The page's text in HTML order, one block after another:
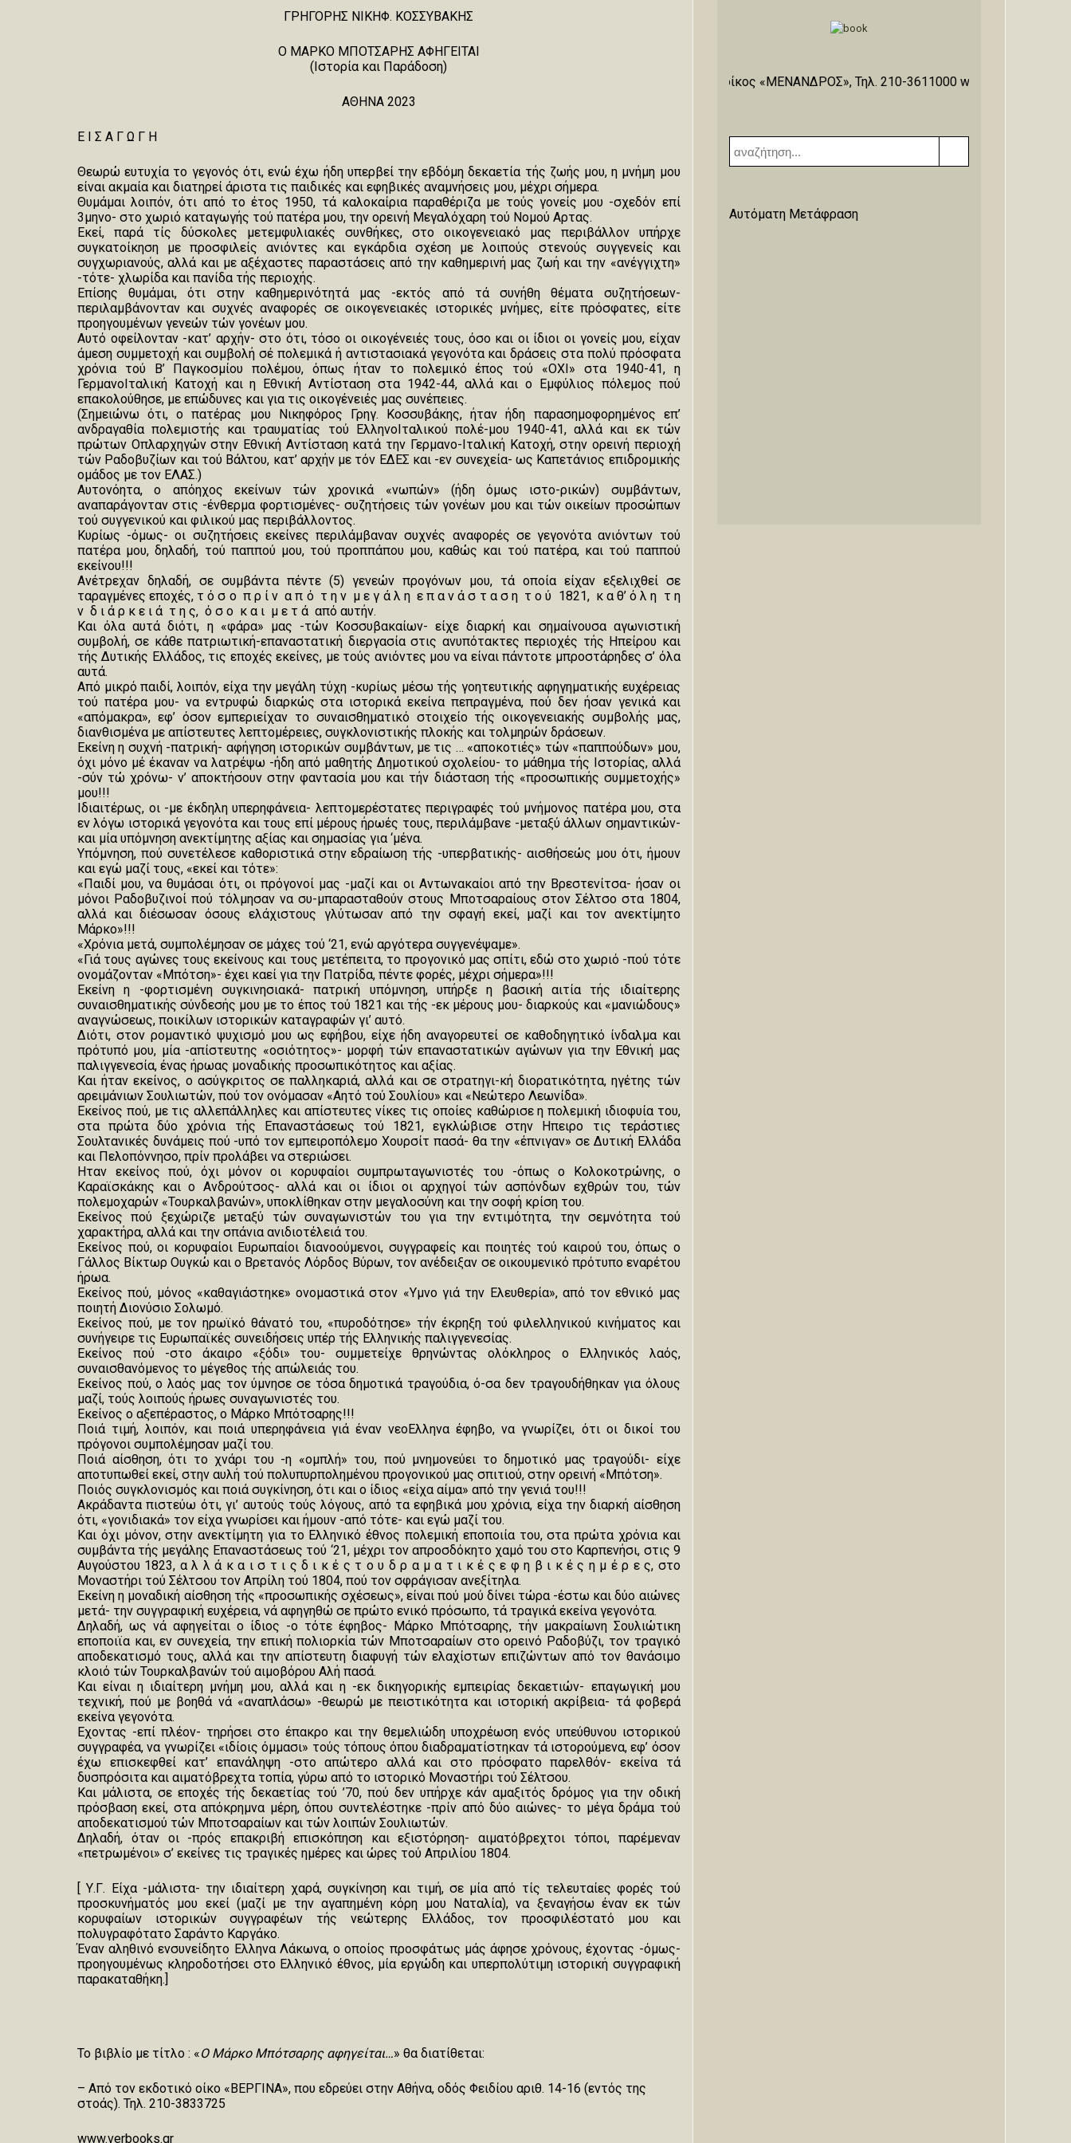
ΓΡΗΓΟΡΗΣ ΝΙΚΗΦ. ΚΟΣΣΥΒΑΚΗΣ
Ο ΜΑΡΚΟ ΜΠΟΤΣΑΡΗΣ ΑΦΗΓΕΙΤΑΙ
(Ιστορία και Παράδοση)
ΑΘΗΝΑ 2023
Ε Ι Σ Α Γ Ω Γ Η
Θεωρώ ευτυχία το γεγονός ότι, ενώ έχω ήδη υπερβεί την εβδόμη δεκαετία τής ζωής μου, η μνήμη μου
είναι ακμαία και διατηρεί άριστα τις παιδικές και εφηβικές αναμνήσεις μου, μέχρι σήμερα.
Θυμάμαι λοιπόν, ότι από το έτος 1950, τά καλοκαίρια παραθέριζα με τούς γονείς μου -σχεδόν επί
3μηνο- στο χωριό καταγωγής τού πατέρα μου, την ορεινή Μεγαλόχαρη τού Νομού Αρτας.
Εκεί, παρά τίς δύσκολες μετεμφυλιακές συνθήκες, στο οικογενειακό μας περιβάλλον υπήρχε
συγκατοίκηση με προσφιλείς ανιόντες και εγκάρδια σχέση με λοιπούς στενούς συγγενείς και
συγχωριανούς, αλλά και με αξέχαστες παραστάσεις από την καθημερινή μας ζωή και την «ανέγγιχτη»
-τότε- χλωρίδα και πανίδα τής περιοχής.
Επίσης θυμάμαι, ότι στην καθημερινότητά μας -εκτός από τά συνήθη θέματα συζητήσεων-
περιλαμβάνονταν και συχνές αναφορές σε οικογενειακές ιστορικές μνήμες, είτε πρόσφατες, είτε
προηγουμένων γενεών τών γονέων μου.
Αυτό οφείλονταν -κατ’ αρχήν- στο ότι, τόσο οι οικογένειές τους, όσο και οι ίδιοι οι γονείς μου, είχαν
άμεση συμμετοχή και συμβολή σέ πολεμικά ή αντιστασιακά γεγονότα και δράσεις στα πολύ πρόσφατα
χρόνια τού Β’ Παγκοσμίου πολέμου, όπως ήταν το πολεμικό έπος τού «ΟΧΙ» στα 1940-41, η
ΓερμανοΙταλική Κατοχή και η Εθνική Αντίσταση στα 1942-44, αλλά και ο Εμφύλιος πόλεμος πού
επακολούθησε, με επώδυνες και για τις οικογένειές μας συνέπειες.
(Σημειώνω ότι, ο πατέρας μου Νικηφόρος Γρηγ. Κοσσυβάκης, ήταν ήδη παρασημοφορημένος επ’
ανδραγαθία πολεμιστής και τραυματίας τού ΕλληνοΙταλικού πολέ-μου 1940-41, αλλά και εκ τών
πρώτων Οπλαρχηγών στην Εθνική Αντίσταση κατά την Γερμανο-Ιταλική Κατοχή, στην ορεινή περιοχή
τών Ραδοβυζίων και τού Βάλτου, κατ’ αρχήν με τόν ΕΔΕΣ και -εν συνεχεία- ως Καπετάνιος επιδρομικής
ομάδος με τον ΕΛΑΣ.)
Αυτονόητα, ο απόηχος εκείνων τών χρονικά «νωπών» (ήδη όμως ιστο-ρικών) συμβάντων,
αναπαράγονταν στις -ένθερμα φορτισμένες- συζητήσεις τών γονέων μου και τών οικείων προσώπων
τού συγγενικού και φιλικού μας περιβάλλοντος.
Κυρίως -όμως- οι συζητήσεις εκείνες περιλάμβαναν συχνές αναφορές σε γεγονότα ανιόντων τού
πατέρα μου, δηλαδή, τού παππού μου, τού προππάπου μου, καθώς και τού πατέρα, και τού παππού
εκείνου!!!
Ανέτρεχαν δηλαδή, σε συμβάντα πέντε (5) γενεών προγόνων μου, τά οποία είχαν εξελιχθεί σε
ταραγμένες εποχές, τ ό σ ο π ρ ί ν α π ό τ η ν μ ε γ ά λ η ε π α ν ά σ τ α σ η τ ο ύ 1821, κ α θ’ ό λ η τ η
ν δ ι ά ρ κ ε ι ά τ η ς, ό σ ο κ α ι μ ε τ ά από αυτήν.
Και όλα αυτά διότι, η «φάρα» μας -τών Κοσσυβακαίων- είχε διαρκή και σημαίνουσα αγωνιστική
συμβολή, σε κάθε πατριωτική-επαναστατική διεργασία στις ανυπότακτες περιοχές τής Ηπείρου και
τής Δυτικής Ελλάδος, τις εποχές εκείνες, με τούς ανιόντες μου να είναι πάντοτε μπροστάρηδες σ’ όλα
αυτά.
Από μικρό παιδί, λοιπόν, είχα την μεγάλη τύχη -κυρίως μέσω τής γοητευτικής αφηγηματικής ευχέρειας
τού πατέρα μου- να εντρυφώ διαρκώς στα ιστορικά εκείνα πεπραγμένα, πού δεν ήσαν γενικά και
«απόμακρα», εφ’ όσον εμπεριείχαν το συναισθηματικό στοιχείο τής οικογενειακής συμβολής μας,
διανθισμένα με απίστευτες λεπτομέρειες, συγκλονιστικής πλοκής και τολμηρών δράσεων.
Εκείνη η συχνή -πατρική- αφήγηση ιστορικών συμβάντων, με τις … «αποκοτιές» τών «παππούδων» μου,
όχι μόνο μέ έκαναν να λατρέψω -ήδη από μαθητής Δημοτικού σχολείου- το μάθημα τής Ιστορίας, αλλά
-σύν τώ χρόνω- ν’ αποκτήσουν στην φαντασία μου και τήν διάσταση τής «προσωπικής συμμετοχής»
μου!!!
Ιδιαιτέρως, οι -με έκδηλη υπερηφάνεια- λεπτομερέστατες περιγραφές τού μνήμονος πατέρα μου, στα
εν λόγω ιστορικά γεγονότα και τους επί μέρους ήρωές τους, περιλάμβανε -μεταξύ άλλων σημαντικών-
και μία υπόμνηση ανεκτίμητης αξίας και σημασίας για ‘μένα.
Υπόμνηση, πού συνετέλεσε καθοριστικά στην εδραίωση τής -υπερβατικής- αισθήσεώς μου ότι, ήμουν
και εγώ μαζί τους, «εκεί και τότε»:
«Παιδί μου, να θυμάσαι ότι, οι πρόγονοί μας -μαζί και οι Αντωνακαίοι από την Βρεστενίτσα- ήσαν οι
μόνοι Ραδοβυζινοί πού τόλμησαν να συ-μπαρασταθούν στους Μποτσαραίους στον Σέλτσο στα 1804,
αλλά και διέσωσαν όσους ελάχιστους γλύτωσαν από την σφαγή εκεί, μαζί και τον ανεκτίμητο
Μάρκο»!!!
«Χρόνια μετά, συμπολέμησαν σε μάχες τού ‘21, ενώ αργότερα συγγενέψαμε».
«Γιά τους αγώνες τους εκείνους και τους μετέπειτα, το προγονικό μας σπίτι, εδώ στο χωριό -πού τότε
ονομάζονταν «Μπότση»- έχει καεί για την Πατρίδα, πέντε φορές, μέχρι σήμερα»!!!
Εκείνη η -φορτισμένη συγκινησιακά- πατρική υπόμνηση, υπήρξε η βασική αιτία τής ιδιαίτερης
συναισθηματικής σύνδεσής μου με το έπος τού 1821 και τής -εκ μέρους μου- διαρκούς και «μανιώδους»
αναγνώσεως, ποικίλων ιστορικών καταγραφών γι’ αυτό.
Διότι, στον ρομαντικό ψυχισμό μου ως εφήβου, είχε ήδη αναγορευτεί σε καθοδηγητικό ίνδαλμα και
πρότυπό μου, μία -απίστευτης «οσιότητος»- μορφή τών επαναστατικών αγώνων για την Εθνική μας
παλιγγενεσία, ένας ήρωας μοναδικής προσωπικότητος και αξίας.
Και ήταν εκείνος, ο ασύγκριτος σε παλληκαριά, αλλά και σε στρατηγι-κή διορατικότητα, ηγέτης τών
αρειμάνιων Σουλιωτών, πού τον ονόμασαν «Αητό τού Σουλίου» και «Νεώτερο Λεωνίδα».
Εκείνος πού, με τις αλλεπάλληλες και απίστευτες νίκες τις οποίες καθώρισε η πολεμική ιδιοφυία του,
στα πρώτα δύο χρόνια τής Επαναστάσεως τού 1821, εγκλώβισε στην Ηπειρο τις τεράστιες
Σουλτανικές δυνάμεις πού -υπό τον εμπειροπόλεμο Χουρσίτ πασά- θα την «έπνιγαν» σε Δυτική Ελλάδα
και Πελοπόννησο, πρίν προλάβει να στεριώσει.
Ηταν εκείνος πού, όχι μόνον οι κορυφαίοι συμπρωταγωνιστές του -όπως ο Κολοκοτρώνης, ο
Καραϊσκάκης και ο Ανδρούτσος- αλλά και οι ίδιοι οι αρχηγοί τών ασπόνδων εχθρών του, τών
πολεμοχαρών «Τουρκαλβανών», υποκλίθηκαν στην μεγαλοσύνη και την σοφή κρίση του.
Εκείνος πού ξεχώριζε μεταξύ τών συναγωνιστών του για την εντιμότητα, την σεμνότητα τού
χαρακτήρα, αλλά και την σπάνια ανιδιοτέλειά του.
Εκείνος πού, οι κορυφαίοι Ευρωπαίοι διανοούμενοι, συγγραφείς και ποιητές τού καιρού του, όπως ο
Γάλλος Βίκτωρ Ουγκώ και ο Βρετανός Λόρδος Βύρων, τον ανέδειξαν σε οικουμενικό πρότυπο εναρέτου
ήρωα.
Εκείνος πού, μόνος «καθαγιάστηκε» ονομαστικά στον «Υμνο γιά την Ελευθερία», από τον εθνικό μας
ποιητή Διονύσιο Σολωμό.
Εκείνος πού, με τον ηρωϊκό θάνατό του, «πυροδότησε» τήν έκρηξη τού φιλελληνικού κινήματος και
συνήγειρε τις Ευρωπαϊκές συνειδήσεις υπέρ τής Ελληνικής παλιγγενεσίας.
Εκείνος πού -στο άκαιρο «ξόδι» του- συμμετείχε θρηνώντας ολόκληρος ο Ελληνικός λαός,
συναισθανόμενος το μέγεθος τής απώλειάς του.
Εκείνος πού, ο λαός μας τον ύμνησε σε τόσα δημοτικά τραγούδια, ό-σα δεν τραγουδήθηκαν για όλους
μαζί, τούς λοιπούς ήρωες συναγωνιστές του.
Εκείνος ο αξεπέραστος, ο Μάρκο Μπότσαρης!!!
Ποιά τιμή, λοιπόν, και ποιά υπερηφάνεια γιά έναν νεοΕλληνα έφηβο, να γνωρίζει, ότι οι δικοί του
πρόγονοι συμπολέμησαν μαζί του.
Ποιά αίσθηση, ότι το χνάρι του -η «ομπλή» του, πού μνημονεύει το δημοτικό μας τραγούδι- είχε
αποτυπωθεί εκεί, στην αυλή τού πολυπυρπολημένου προγονικού μας σπιτιού, στην ορεινή «Μπότση».
Ποιός συγκλονισμός και ποιά συγκίνηση, ότι και ο ίδιος «είχα αίμα» από την γενιά του!!!
Ακράδαντα πιστεύω ότι, γι’ αυτούς τούς λόγους, από τα εφηβικά μου χρόνια, είχα την διαρκή αίσθηση
ότι, «γονιδιακά» τον είχα γνωρίσει και ήμουν -από τότε- και εγώ μαζί του.
Και όχι μόνον, στην ανεκτίμητη για το Ελληνικό έθνος πολεμική εποποιία του, στα πρώτα χρόνια και
συμβάντα τής μεγάλης Επαναστάσεως τού ‘21, μέχρι τον απροσδόκητο χαμό του στο Καρπενήσι, στις 9
Αυγούστου 1823, α λ λ ά κ α ι σ τ ι ς δ ι κ έ ς τ ο υ δ ρ α μ α τ ι κ έ ς ε φ η β ι κ έ ς η μ έ ρ ε ς, στο
Μοναστήρι τού Σέλτσου τον Απρίλη τού 1804, πού τον σφράγισαν ανεξίτηλα.
Εκείνη η μοναδική αίσθηση τής «προσωπικής σχέσεως», είναι πού μού δίνει τώρα -έστω και δύο αιώνες
μετά- την συγγραφική ευχέρεια, νά αφηγηθώ σε πρώτο ενικό πρόσωπο, τά τραγικά εκείνα γεγονότα.
Δηλαδή, ως νά αφηγείται ο ίδιος -ο τότε έφηβος- Μάρκο Μπότσαρης, τήν μακραίωνη Σουλιώτικη
εποποιϊα και, εν συνεχεία, την επική πολιορκία τών Μποτσαραίων στο ορεινό Ραδοβύζι, τον τραγικό
αποδεκατισμό τους, αλλά και την απίστευτη διαφυγή τών ελαχίστων επιζώντων από τον θανάσιμο
κλοιό τών Τουρκαλβανών τού αιμοβόρου Αλή πασά.
Και είναι η ιδιαίτερη μνήμη μου, αλλά και η -εκ δικηγορικής εμπειρίας δεκαετιών- επαγωγική μου
τεχνική, πού με βοηθά νά «αναπλάσω» -θεωρώ με πειστικότητα και ιστορική ακρίβεια- τά φοβερά
εκείνα γεγονότα.
Εχοντας -επί πλέον- τηρήσει στο έπακρο και την θεμελιώδη υποχρέωση ενός υπεύθυνου ιστορικού
συγγραφέα, να γνωρίζει «ιδίοις όμμασι» τούς τόπους όπου διαδραματίστηκαν τά ιστορούμενα, εφ’ όσον
έχω επισκεφθεί κατ’ επανάληψη -στο απώτερο αλλά και στο πρόσφατο παρελθόν- εκείνα τά
δυσπρόσιτα και αιματόβρεχτα τοπία, γύρω από το ιστορικό Μοναστήρι τού Σέλτσου.
Και μάλιστα, σε εποχές τής δεκαετίας τού ’70, πού δεν υπήρχε κάν αμαξιτός δρόμος για την οδική
πρόσβαση εκεί, στα απόκρημνα μέρη, όπου συντελέστηκε -πρίν από δύο αιώνες- το μέγα δράμα τού
αποδεκατισμού τών Μποτσαραίων και τών λοιπών Σουλιωτών.
Δηλαδή, όταν οι -πρός επακριβή επισκόπηση και εξιστόρηση- αιματόβρεχτοι τόποι, παρέμεναν
«πετρωμένοι» σ’ εκείνες τις τραγικές ημέρες και ώρες τού Απριλίου 1804.
[ Υ.Γ. Είχα -μάλιστα- την ιδιαίτερη χαρά, συγκίνηση και τιμή, σε μία από τίς τελευταίες φορές τού
προσκυνήματός μου εκεί (μαζί με την αγαπημένη κόρη μου Ναταλία), να ξεναγήσω έναν εκ τών
κορυφαίων ιστορικών συγγραφέων τής νεώτερης Ελλάδος, τον προσφιλέστατό μου και
πολυγραφότατο Σαράντο Καργάκο.
Έναν αληθινό ενσυνείδητο Ελληνα Λάκωνα, ο οποίος προσφάτως μάς άφησε χρόνους, έχοντας -όμως-
προηγουμένως κληροδοτήσει στο Ελληνικό έθνος, μία εργώδη και υπερπολύτιμη ιστορική συγγραφική
παρακαταθήκη.]
Το βιβλίο με τίτλο : «Ο Μάρκο Μπότσαρης αφηγείται…» θα διατίθεται:
– Από τον εκδοτικό οίκο «ΒΕΡΓΙΝΑ», που εδρεύει στην Αθήνα, οδός Φειδίου αριθ. 14-16 (εντός της
στοάς). Τηλ. 210-3833725
www.verbooks.gr
Εκδοτικός οίκος «ΜΕΝΑΝΔΡΟΣ», Τηλ. 210-3611000 www.menandros.gr
Αυτόματη Μετάφραση